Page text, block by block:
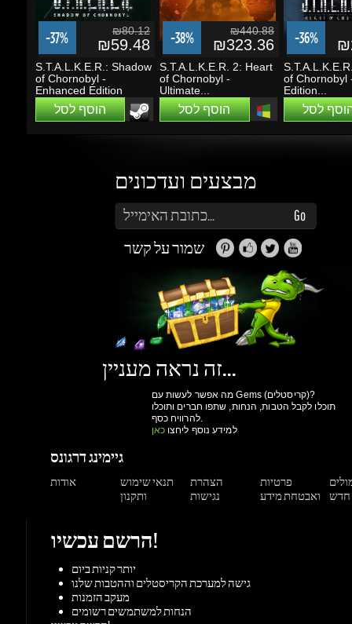
S.T.A.L.K.E.R.: Shadow
of Chornobyl -
Enhanced Edition
הוסף לסל
S.T.A.L.K.E.R. 2: Heart
of Chornobyl -
Ultimate...
הוסף לסל
of Chornobyl -
Edition...
הוסף לסל
מבצעים ועדכונים
שמור על קשר
זה נראה מעניין...
תוכלו לקבל הטבות, הנחות, שתפו חברים ותוכלו
למידע נוסף ליחצוכאן
תנאי שימוש הצהרת
נגישות
פרטיות
הרשם עכשיו!
יותר קניות ביום
הנחות למשתמשים רשומים
תמיכה
מאגר מידע צור קשר